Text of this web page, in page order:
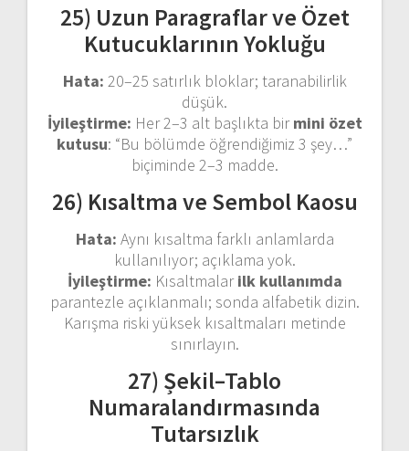
25) Uzun Paragraflar ve Özet
Kutucuklarının Yokluğu
Hata: 20–25 satırlık bloklar; taranabilirlik
düşük.
İyileştirme: Her 2–3 alt başlıkta birmini özet
kutusu: “Bu bölümde öğrendiğimiz 3 şey…”
biçiminde 2–3 madde.
26) Kısaltma ve Sembol Kaosu
Hata: Aynı kısaltma farklı anlamlarda
kullanılıyor; açıklama yok.
İyileştirme: Kısaltmalarilk kullanımda
parantezle açıklanmalı; sonda alfabetik dizin.
Karışma riski yüksek kısaltmaları metinde
sınırlayın.
27) Șekil–Tablo
Numaralandırmasında
Tutarsızlık